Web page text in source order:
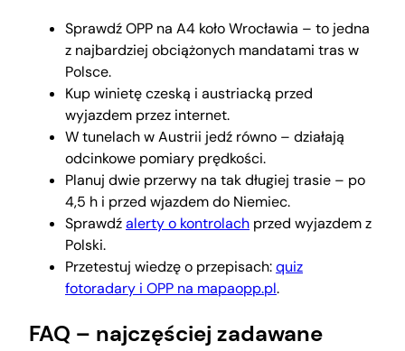
Sprawdź OPP na A4 koło Wrocławia – to jedna
z najbardziej obciążonych mandatami tras w
Polsce.
Kup winietę czeską i austriacką przed
wyjazdem przez internet.
W tunelach w Austrii jedź równo – działają
odcinkowe pomiary prędkości.
Planuj dwie przerwy na tak długiej trasie – po
4,5 h i przed wjazdem do Niemiec.
Sprawdźalerty o kontrolach przed wyjazdem z
Polski.
Przetestuj wiedzę o przepisach:quiz
fotoradary i OPP na mapaopp.pl.
FAQ – najczęściej zadawane